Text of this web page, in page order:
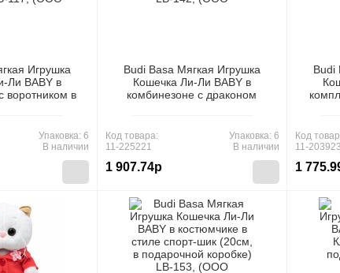
Игрушка
Ли BABY в
воротником в
Упаковка: 6
В наличии
Budi Basa Мягкая Игрушка
Кошечка Ли-Ли BABY в
комбинезоне с драконом
Код товара:
11-225221
1 907.74р
Упаковка: 6
В наличии
Budi
Код
11-203923
1